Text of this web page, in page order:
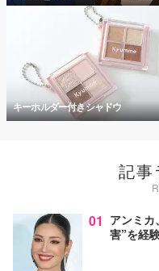
キーホルダー付きシャドウ
記事
01 アンミ
害”を経